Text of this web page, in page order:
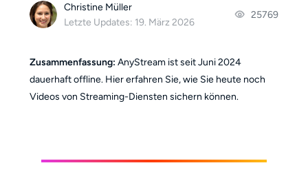
Christine Müller
Letzte Updates: 19. März 2026
25769
Zusammenfassung: AnyStream ist seit Juni 2024
dauerhaft offline. Hier erfahren Sie, wie Sie heute noch
Videos von Streaming-Diensten sichern können.